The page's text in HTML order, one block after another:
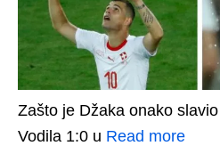
Zašto je Džaka onako
Vodila 1:0 u Read more